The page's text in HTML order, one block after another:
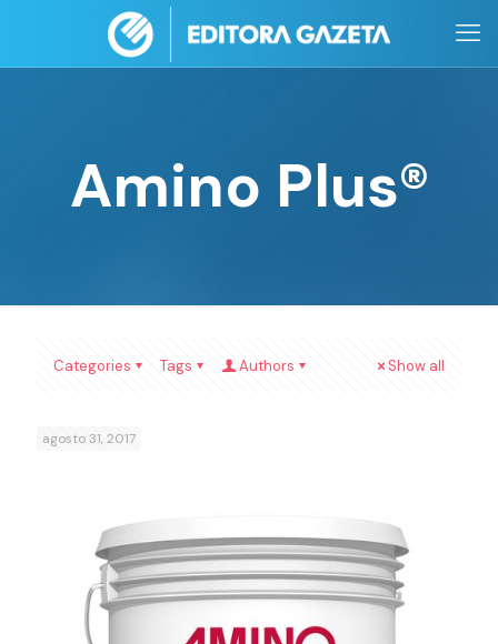
Amino Plus®
Categories Tags Authors Show all
agosto 31, 2017